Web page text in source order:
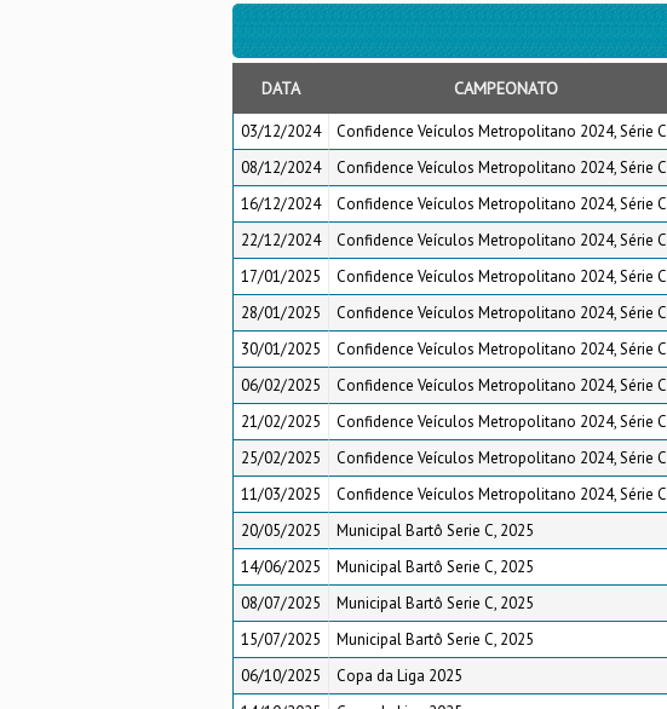
DATA CAMPEONATO
03/12/2024 Confidence Veículos Metropolitano 2024, Série C
08/12/2024
Confidence Veículos Metropolitano 2024, Série C
16/12/2024
Confidence Veículos Metropolitano 2024, Série C
22/12/2024
Confidence Veículos Metropolitano 2024, Série C
17/01/2025
Confidence Veículos Metropolitano 2024, Série C
28/01/2025
Confidence Veículos Metropolitano 2024, Série C
30/01/2025
Confidence Veículos Metropolitano 2024, Série C
06/02/2025
Confidence Veículos Metropolitano 2024, Série C
21/02/2025
Confidence Veículos Metropolitano 2024, Série C
25/02/2025
Confidence Veículos Metropolitano 2024, Série C
11/03/2025
Confidence Veículos Metropolitano 2024, Série C
20/05/2025
Municipal Bartô Serie C, 2025
14/06/2025
Municipal Bartô Serie C, 2025
08/07/2025
Municipal Bartô Serie C, 2025
15/07/2025
Municipal Bartô Serie C, 2025
06/10/2025
Copa da Liga 2025